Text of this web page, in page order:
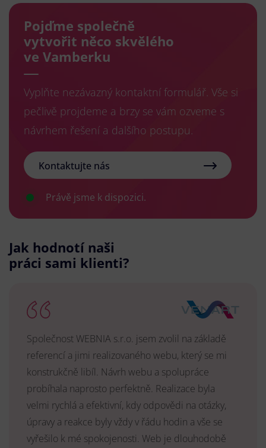
Pojďme společně
vytvořit něco skvělého
ve Vamberku
Vyplňte nezávazný kontaktní formulář. Vše si
pečlivě projdeme a brzy se vám ozveme s
návrhem řešení a dalšího postupu.
Kontaktujte nás
Právě jsme k dispozici.
Jak hodnotí naši
práci sami klienti?
Společnost WEBNIA s.r.o. jsem zvolil na základě
referencí a jimi realizovaného webu, který se mi
konstrukčně libíl. Návrh webu a spolupráce
probíhala naprosto perfektně. Realizace byla
velmi rychlá a efektivní, kdy odpovědi na otázky,
úpravy a reakce byly vždy v řádu hodin a vše se
vyřešilo k mé spokojenosti. Web je dlouhodobě